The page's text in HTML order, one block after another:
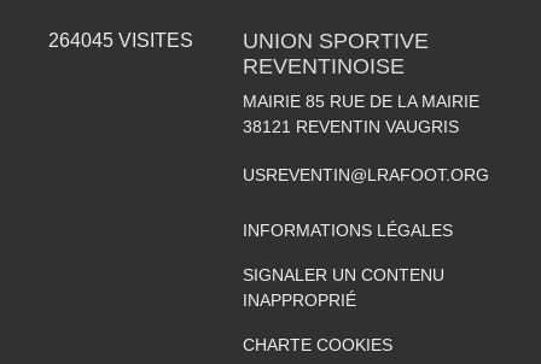
264045 VISITES
UNION SPORTIVE
REVENTINOISE
MAIRIE 85 RUE DE LA MAIRIE
38121 REVENTIN VAUGRIS
USREVENTIN@LRAFOOT.ORG
INFORMATIONS LÉGALES
SIGNALER UN CONTENU
INAPPROPRIÉ
CHARTE COOKIES